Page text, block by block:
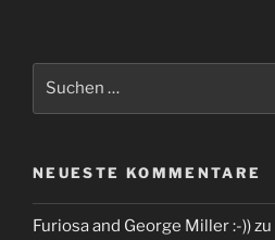
NEUESTE KOMMENTARE
Furiosa and George Miller :-))zu